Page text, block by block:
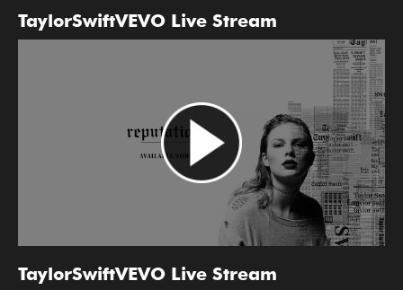
TaylorSwiftVEVO Live Stream
TaylorSwiftVEVO Live Stream